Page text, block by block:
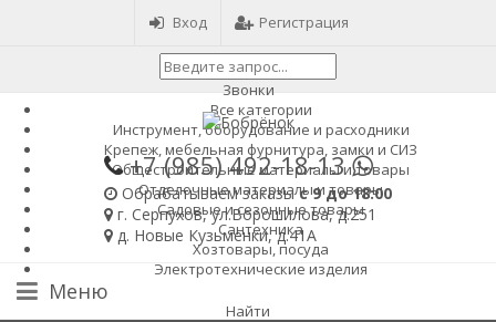
Вход Регистрация
Звонки
Все категории
Инструмент, оборудование и расходники
Крепеж, мебельная фурнитура, замки и СИЗ
Общестроительные материалы и товары
Отделочные материалы и товары
Садовые и сезонные товары
Сантехника
Хозтовары, посуда
Электротехнические изделия
Найти
+7 (985)492-18-13
Обрабатываем заказыс 9 до 18:00
г. Серпухов, ул.Ворошилова, д.251
д. Новые Кузьменки, д.41А
Меню